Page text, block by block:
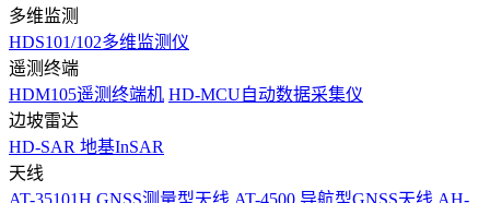
多维监测
HDS101/102多维监测仪
遥测终端
HDM105遥测终端机 HD-MCU自动数据采集仪
边坡雷达
HD-SAR 地基InSAR
天线
AT-35101H GNSS测量型天线 AT-4500 导航型GNSS天线 AH-